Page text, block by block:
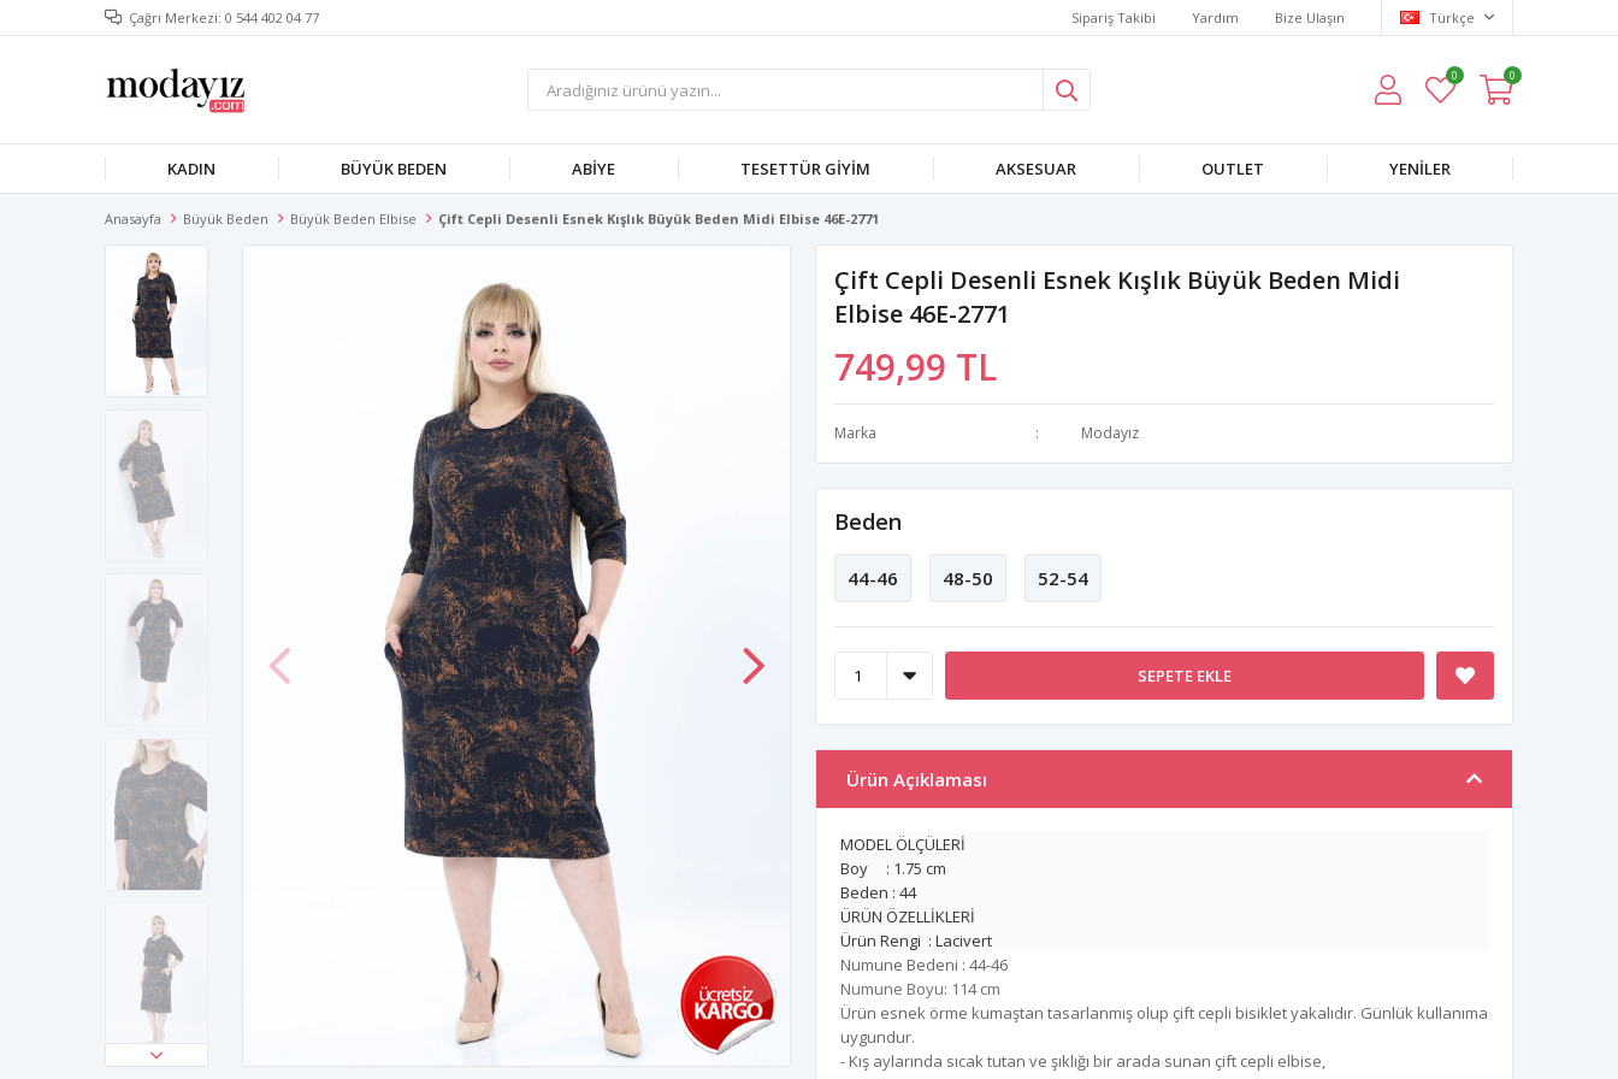
Çağrı Merkezi: 0 544 402 04 77 Sipariş Takibi Yardım Bize Ulaşın Türkçe
0 0
KADIN BÜYÜK BEDEN ABIYE TESETTÜR GIYIM AKSESUAR OUTLET YENILER
Anasayfa Büyük Beden Büyük Beden Elbise Çift Cepli Desenli Esnek Kışlık Büyük Beden Midi Elbise 46E-2771
Çift Cepli Desenli Esnek Kışlık Büyük Beden Midi
Elbise 46E-2771
749,99 TL
Marka Modayız
Beden
44-46 48-50 52-54
SEPETE EKLE
Ürün Açıklaması
MODEL ÖLÇÜLERİ
Boy : 1.75 cm
Beden : 44
ÜRÜN ÖZELLİKLERİ
Ürün Rengi : Lacivert
Numune Bedeni : 44-46
Numune Boyu: 114 cm
Ürün esnek örme kumaştan tasarlanmış olup çift cepli bisiklet yakalıdır. Günlük kullanıma
uygundur.
- Kış aylarında sıcak tutan ve şıklığı bir arada sunan çift cepli elbise,